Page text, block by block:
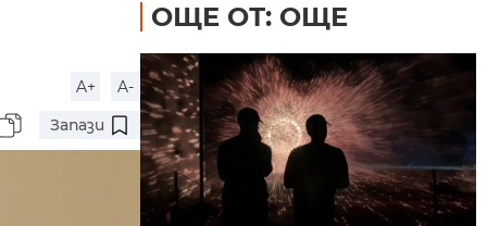
A+
A-
Запази
ОЩЕ ОТ: ОЩЕ